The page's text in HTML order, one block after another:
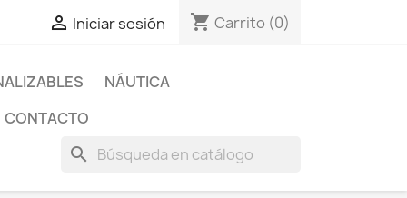
 Iniciar sesión shopping_cart Carrito (0)
NÁUTICA
CONTACTO
search